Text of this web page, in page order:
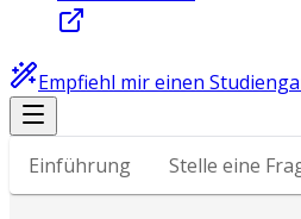
Empfiehl mir einen
Einführung Stelle eine